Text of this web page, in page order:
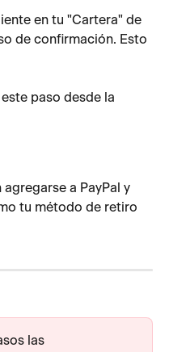
en tu "Cartera" de
de confirmación. Esto
paso desde la
a PayPal y
tu método de retiro
las